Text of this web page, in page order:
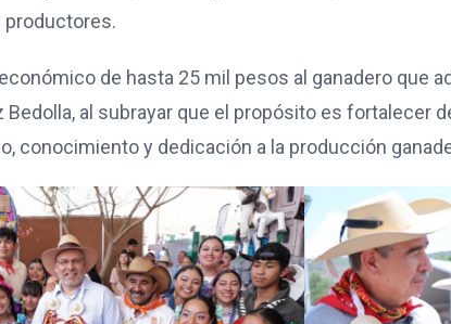
productores.
de hasta 25 mil pesos al ganadero que
Bedolla, al subrayar que el propósito es fortalecer
conocimiento y dedicación a la producción